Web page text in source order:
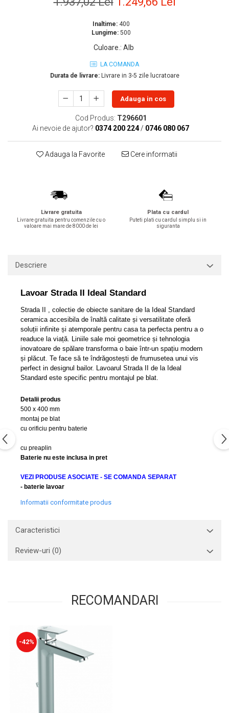
Lavoare incastrabile
Lavoare suspendate,semipiedestal
WC pentru persoane cu dizabilitati
Capace WC softclose
Pisoare
Inaltime: 400
Lungime: 500
Culoare. : Alb
LA COMANDA
Durata de livrare:Livrare in 3-5 zile lucratoare
Adauga in cos
Cod Produs: T296601
Ai nevoie de ajutor? 0374 200 224 / 0746 080 067
Adauga la Favorite Cere informatii
Livrare gratuita
Livrare gratuita pentru comenzile cu o
valoare mai mare de 8000 de lei
Plata cu cardul
Puteti plati cu cardul simplu si in
siguranta
Descriere
Lavoar Strada II Ideal Standard
Strada II , colectie de obiecte sanitare de la Ideal Standard
ceramica accesibila de înaltă calitate și versatilitate oferă
soluții infinite și atemporale pentru casa ta perfecta pentru a o
readuce la viață. Liniile sale moi geometrice și tehnologia
inovatoare de spălare transforma o baie într-un spațiu modern
și plăcut. Te face să te îndrăgostești de frumusetea unui vis
perfect in designul bailor. Lavoarul Strada II de la Ideal
Standard este specific pentru montajul pe blat.
Detalii produs
500 x 400 mm
montaj pe blat
cu orificiu pentru baterie
cu preaplin
Baterie nu este inclusa in pret
VEZI PRODUSE ASOCIATE - SE COMANDA SEPARAT
- baterie lavoar
Informatii conformitate produs
Caracteristici
Review-uri (0)
RECOMANDARI
-42%